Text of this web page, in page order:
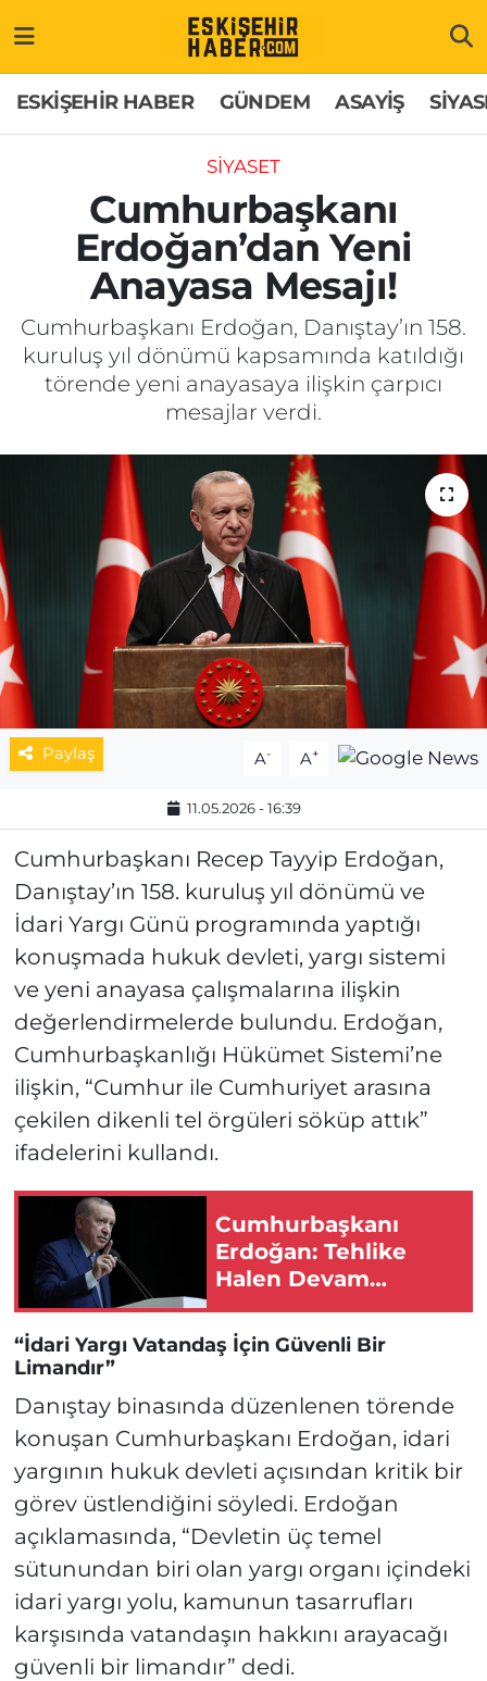
ESKİŞEHİR HABER GÜNDEM ASAYİŞ
SİYASET
Cumhurbaşkanı
Erdoğan’dan Yeni
Anayasa Mesajı!
Cumhurbaşkanı Erdoğan, Danıştay’ın 158.
kuruluş yıl dönümü kapsamında katıldığı
törende yeni anayasaya ilişkin çarpıcı
mesajlar verdi.
Paylaş A- A+
11.05.2026 - 16:39
Cumhurbaşkanı Recep Tayyip Erdoğan,
Danıştay’ın 158. kuruluş yıl dönümü ve
İdari Yargı Günü programında yaptığı
konuşmada hukuk devleti, yargı sistemi
ve yeni anayasa çalışmalarına ilişkin
değerlendirmelerde bulundu. Erdoğan,
Cumhurbaşkanlığı Hükümet Sistemi’ne
ilişkin, “Cumhur ile Cumhuriyet arasına
çekilen dikenli tel örgüleri söküp attık”
ifadelerini kullandı.
Cumhurbaşkanı
Erdoğan: Tehlike
Halen Devam
Etmektedir!
“İdari Yargı Vatandaş İçin Güvenli Bir
Limandır”
Danıştay binasında düzenlenen törende
konuşan Cumhurbaşkanı Erdoğan, idari
yargının hukuk devleti açısından kritik bir
görev üstlendiğini söyledi. Erdoğan
açıklamasında, “Devletin üç temel
sütunundan biri olan yargı organı içindeki
idari yargı yolu, kamunun tasarrufları
karşısında vatandaşın hakkını arayacağı
güvenli bir limandır” dedi.
GÜNDEM
ASAYİŞ
SİYASET
EKONOMİ
SAĞLIK
SPOR
MAGAZİN
ESKİŞEHİRSPOR
Hakkımızda
İletişim
Künye
Odunpazarı Trafik Yoğunluk Haritası
Süper Lig Puan Durumu ve Fikstür
Tüm Manşetler
Son Dakika Haberleri
Haber Arşivi